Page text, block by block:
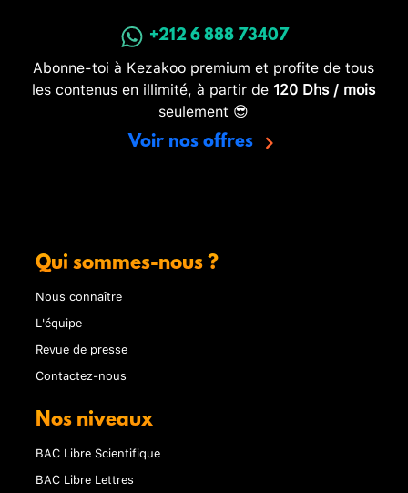
+212 6 888 73407
Abonne-toi à Kezakoo premium et profite de tous
les contenus en illimité, à partir de 120 Dhs / mois
seulement 😎
Voir nos offres
Qui sommes-nous ?
Nous connaître
L'équipe
Revue de presse
Contactez-nous
Nos niveaux
BAC Libre Scientifique
BAC Libre Lettres